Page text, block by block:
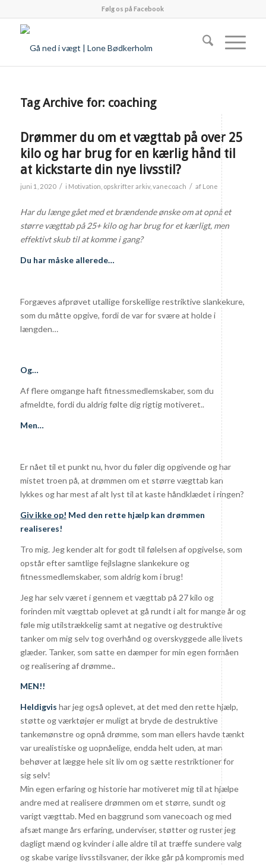
Følg os på Facebook
Tag Archive for: coaching
Drømmer du om et vægttab på over 25
kilo og har brug for en kærlig hånd til
at kickstarte din nye livsstil?
juni 1, 2020 / i Motivation opskrifter arkiv, vanecoach / af Lone
Har du længe gået med et brændende ønske om at opnå et
større vægttab på 25+ kilo og har brug for et kærligt, men
effektivt skub til at komme i gang?
Du har måske allerede…
Forgæves afprøvet utallige forskellige restriktive slankekure,
som du måtte opgive, fordi de var for svære at holde i
længden…
Og…
Af flere omgange haft fitnessmedlemskaber, som du
afmeldte, fordi du aldrig følte dig rigtig motiveret..
Men…
Er nået til et punkt nu, hvor du føler dig opgivende og har
mistet troen på, at drømmen om et større vægttab kan
lykkes og har mest af alt lyst til at kaste håndklædet i ringen?
Giv ikke op! Med den rette hjælp kan drømmen
realiseres!
Tro mig. Jeg kender alt for godt til følelsen af opgivelse, som
opstår efter samtlige fejlslagne slankekure og
fitnessmedlemskaber, som aldrig kom i brug!
Jeg har selv været i gennem et vægttab på 27 kilo og
forinden mit vægttab oplevet at gå rundt i alt for mange år og
føle mig utilstrækkelig samt at negative og destruktive
tanker om mig selv tog overhånd og overskyggede alle livets
glæder. Tanker, som satte en dæmper for min egen formåen
og realisering af drømme..
MEN!!
Heldigvis har jeg også oplevet, at det med den rette hjælp,
støtte og værktøjer er muligt at bryde de destruktive
tankemønstre og opnå drømme, som man ellers havde tænkt
var urealistiske og uopnåelige, endda helt uden, at man
behøver at lægge hele sit liv om og sætte restriktioner for
sig selv!
Min egen erfaring og historie har motiveret mig til at hjælpe
andre med at realisere drømmen om et større, sundt og
varigt vægttab. Med en baggrund som vanecoach og med
afsæt mange års erfaring, underviser, støtter og ruster jeg
dagligt mænd og kvinder i alle aldre til at træffe sundere valg
og skabe varige livsstilsvaner, der ikke går på kompromis med